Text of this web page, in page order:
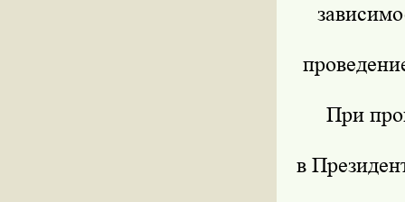
При
в